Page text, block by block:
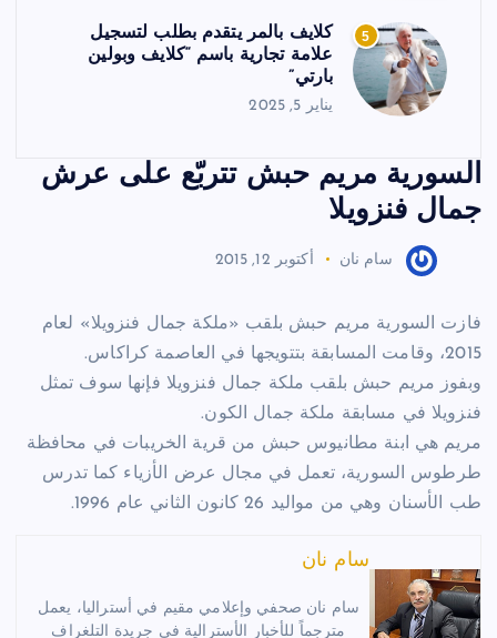
5
كلايف بالمر يتقدم بطلب لتسجيل
علامة تجارية باسم “كلايف وبولين
بارتي”
يناير 5, 2025
السورية مريم حبش تتربّع على عرش
جمال فنزويلا
سام نان أكتوبر 12, 2015
فازت السورية مريم حبش بلقب «ملكة جمال فنزويلا» لعام
2015، وقامت المسابقة بتتويجها في العاصمة كراكاس.
وبفوز مريم حبش بلقب ملكة جمال فنزويلا فإنها سوف تمثل
فنزويلا في مسابقة ملكة جمال الكون.
مريم هي ابنة مطانيوس حبش من قرية الخريبات في محافظة
طرطوس السورية، تعمل في مجال عرض الأزياء كما تدرس
طب الأسنان وهي من مواليد 26 كانون الثاني عام 1996.
سام نان
سام نان صحفي وإعلامي مقيم في أستراليا، يعمل
مترجماً للأخبار الأسترالية في جريدة التلغراف